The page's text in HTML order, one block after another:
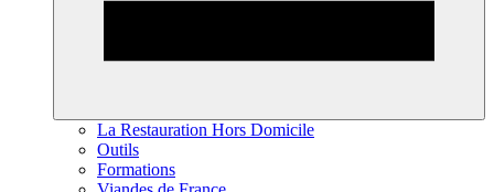
La Restauration Hors Domicile
Outils
Formations